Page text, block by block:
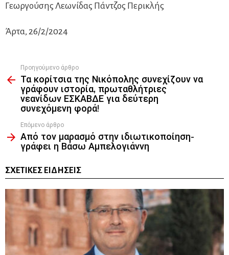
Γεωργούσης Λεωνίδας Πάντζος Περικλής
Άρτα, 26/2/2024
more
Προηγούμενο άρθρο
Τα κορίτσια της Νικόπολης συνεχίζουν να
γράφουν ιστορία, πρωταθλήτριες
νεανίδων ΕΣΚΑΒΔΕ για δεύτερη
συνεχόμενη φορά!
Επόμενο άρθρο
Από τον μαρασμό στην ιδιωτικοποίηση-
γράφει η Βάσω Αμπελογιάννη
ΣΧΕΤΙΚΈΣ ΕΙΔΉΣΕΙΣ